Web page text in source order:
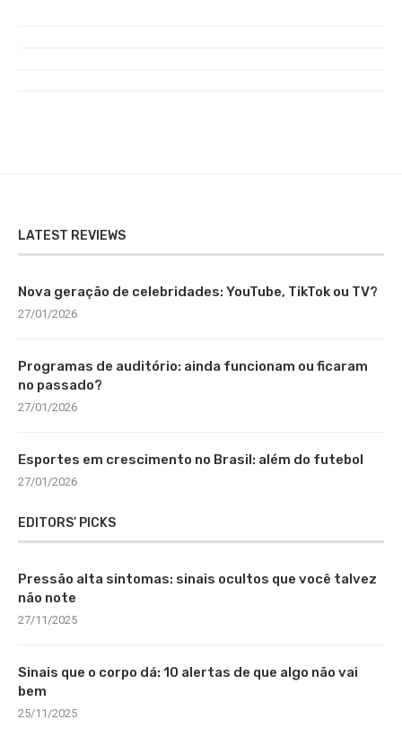
LATEST REVIEWS
Nova geração de celebridades: YouTube, TikTok ou TV?
27/01/2026
Programas de auditório: ainda funcionam ou ficaram
no passado?
27/01/2026
Esportes em crescimento no Brasil: além do futebol
27/01/2026
EDITORS’ PICKS
Pressão alta sintomas: sinais ocultos que você talvez
não note
27/11/2025
Sinais que o corpo dá: 10 alertas de que algo não vai
bem
25/11/2025